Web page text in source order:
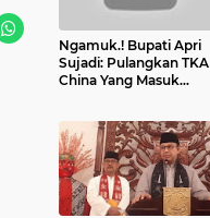
Ngamuk.! Bupati Apri
Sujadi: Pulangkan TKA
China Yang Masuk